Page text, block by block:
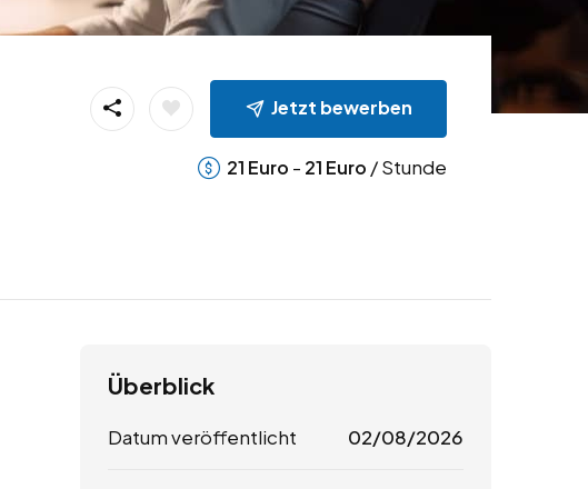
Jetzt bewerben
21 Euro - 21 Euro / Stunde
Überblick
Datum veröffentlicht 02/08/2026